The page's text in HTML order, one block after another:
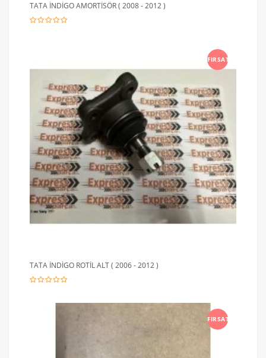
TATA İNDİGO AMORTİSÖR ( 2008 - 2012 )
FIRSAT
TATA İNDİGO ROTİL ALT ( 2006 - 2012 )
FIRSAT